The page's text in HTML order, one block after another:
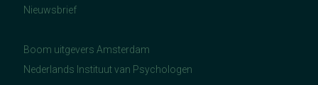
Nieuwsbrief
Boom uitgevers Amsterdam
Nederlands Instituut van Psychologen